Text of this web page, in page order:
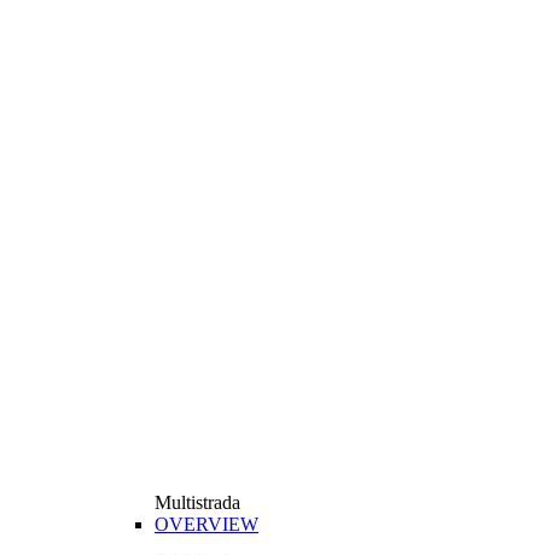
Multistrada
OVERVIEW